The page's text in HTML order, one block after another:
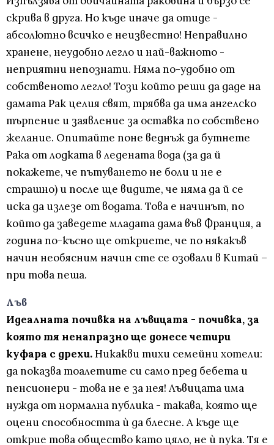
скрива в друга. Но къде иначе да отиде -
абсолютно всичко е неизвестно! Неправилно
хранене, неудобно легло и най-важното -
неприятни непознати. Няма по-удобно от
собственото легло! Този който реши да даде на
дамата Рак целия свят, трябва да има ангелско
търпение и заявление за оставка по собствено
желание. Опитайте поне веднъж да бутнете
Рака от лодката в ледената вода (за да й
покажете, че пътуването не боли и не е
страшно) и после ще видите, че няма да й се
иска да излезе от водата. Това е начинът, по
който да заведете младата дама във Франция, а
година по-късно ще откриете, че по някакъв
начин необясним начин сте се озовали в Китай –
при това пеша.
Лъв
Идеалната почивка на лъвицата - почивка, за
която тя ненапразно ще донесе четири
куфара с дрехи.Никакви тихи семейни хотели:
да показва тоалетите си само пред бебета и
пенсионери - това не е за нея! Лъвицата има
нужда от нормална публика - такава, която ще
оцени способността ѝ да блесне. А къде ще
открие това общество като цяло, не ѝ пука. Тя е